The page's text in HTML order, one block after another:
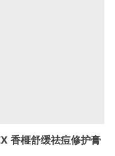
香榧舒缓祛痘修护膏